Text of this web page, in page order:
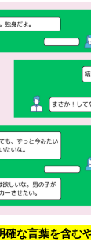
確な言葉を含む